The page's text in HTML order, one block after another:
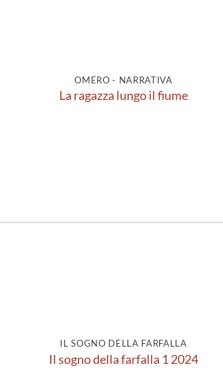
OMERO - NARRATIVA
La ragazza lungo il fiume
IL SOGNO DELLA FARFALLA
Il sogno della farfalla 1 2024